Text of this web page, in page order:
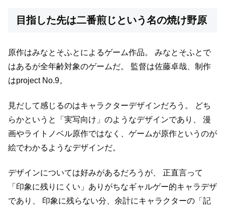
目指した先は二番煎じという名の焼け野原
原作はみなとそふとによるゲーム作品。
みなとそふとで
はあるが全年齢対象のゲームだ。
監督は佐藤卓哉、制作
はproject No.9。
見だして感じるのはキャラクターデザインだろう。
どち
らかというと「実写向け」のようなデザインであり、
漫
画やライトノベル原作ではなく、ゲームが原作というのが
絵でわかるようなデザインだ。
デザインについては好みがあるだろうが、
正直言って
「印象に残りにくい」ありがちなギャルゲー的キャラデザ
であり、
印象に残らない分、余計にキャラクターの「記